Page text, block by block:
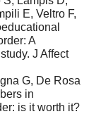
E, Veltro F,
A
J Affect
G, De Rosa
in
is it worth it?